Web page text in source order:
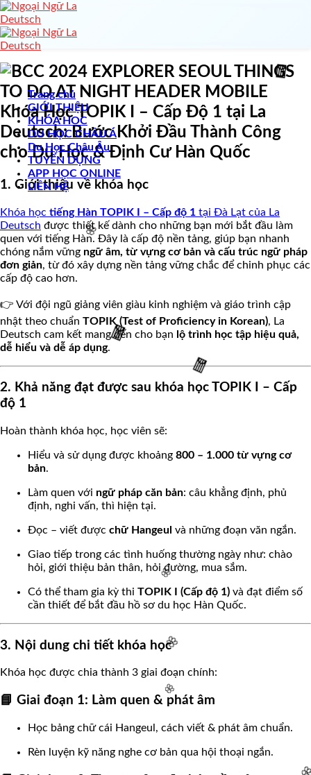
🌸
🌸
🌸
🧧
🧧
🌸
🧧
Skip
to
content
Trang chủ
GIỚI THIỆU
KHÓA HỌC
DU HỌC CHÂU Á
Du Học Châu Âu
TUYỂN DỤNG
APP HỌC ONLINE
LIÊN HỆ
Khóa Học TOPIK I – Cấp Độ 1 tại La
Deutsch: Bước Khởi Đầu Thành Công
cho Du Học & Định Cư Hàn Quốc
1. Giới thiệu về khóa học
Khóa học tiếng Hàn TOPIK I – Cấp độ 1 tại Đà Lạt của La
Deutsch được thiết kế dành cho những bạn mới bắt đầu làm
quen với tiếng Hàn. Đây là cấp độ nền tảng, giúp bạn nhanh
chóng nắm vững ngữ âm, từ vựng cơ bản và cấu trúc ngữ pháp
đơn giản, từ đó xây dựng nền tảng vững chắc để chinh phục các
cấp độ cao hơn.
👉 Với đội ngũ giảng viên giàu kinh nghiệm và giáo trình cập
nhật theo chuẩn TOPIK (Test of Proficiency in Korean), La
Deutsch cam kết mang đến cho bạn lộ trình học tập hiệu quả,
dễ hiểu và dễ áp dụng.
2. Khả năng đạt được sau khóa học TOPIK I – Cấp
độ 1
Hoàn thành khóa học, học viên sẽ:
Hiểu và sử dụng được khoảng 800 – 1.000 từ vựng cơ
bản.
Làm quen với ngữ pháp căn bản: câu khẳng định, phủ
định, nghi vấn, thì hiện tại.
Đọc – viết được chữ Hangeul và những đoạn văn ngắn.
Giao tiếp trong các tình huống thường ngày như: chào
hỏi, giới thiệu bản thân, hỏi đường, mua sắm.
Có thể tham gia kỳ thi TOPIK I (Cấp độ 1) và đạt điểm số
cần thiết để bắt đầu hồ sơ du học Hàn Quốc.
3. Nội dung chi tiết khóa học
Khóa học được chia thành 3 giai đoạn chính:
📘 Giai đoạn 1: Làm quen & phát âm
Học bảng chữ cái Hangeul, cách viết & phát âm chuẩn.
Rèn luyện kỹ năng nghe cơ bản qua hội thoại ngắn.